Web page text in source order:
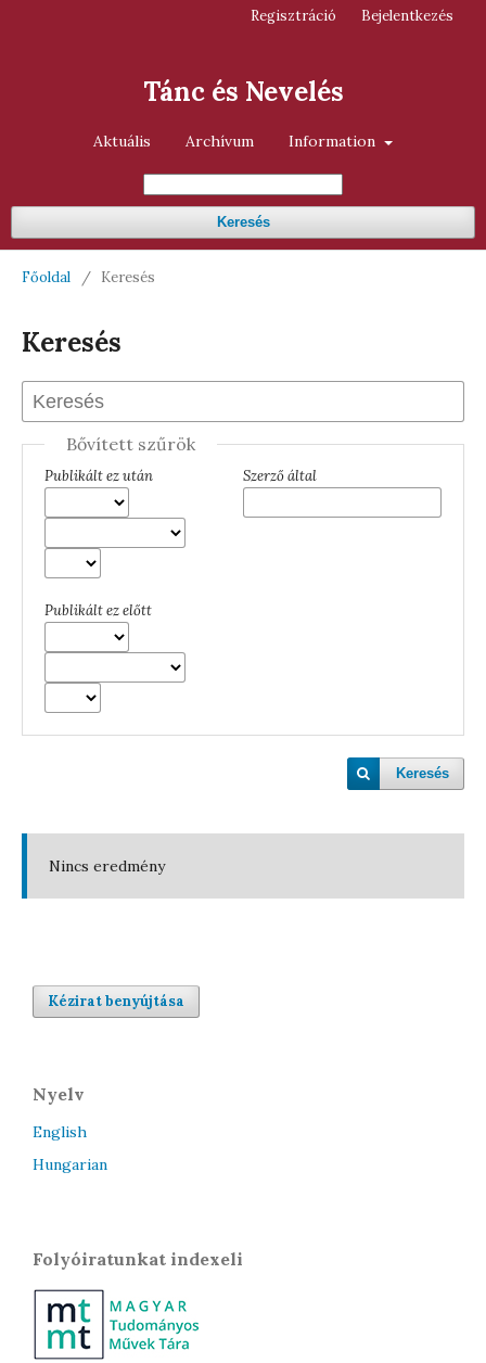
Tánc és Nevelés
Aktuális Archívum Information
Keresés
Regisztráció Bejelentkezés
Főoldal / Keresés
Keresés
Bővített szűrök
Publikált ez után
Publikált ez előtt
Szerző által
Keresés
Nincs eredmény
Kézirat benyújtása
Nyelv
English
Hungarian
Folyóiratunkat indexeli